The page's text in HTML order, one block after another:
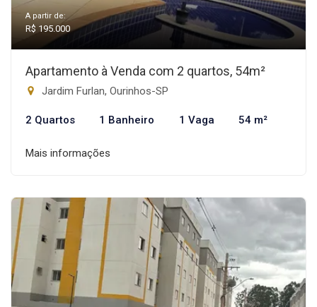
A partir de:
R$ 195.000
Apartamento à Venda com 2 quartos, 54m²
Jardim Furlan, Ourinhos-SP
2 Quartos 1 Banheiro 1 Vaga 54 m²
Mais informações